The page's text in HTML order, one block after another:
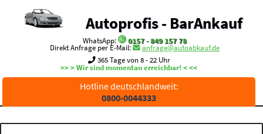
Autoprofis - BarAnkauf
WhatsApp:
0157 - 849 157 78
Direkt Anfrage per E-Mail:
anfrage@autoabkauf.de
365 Tage von 8 - 22 Uhr
>> > Wir sind momentan erreichbar! < <<
Hotline deutschlandweit:
0800-0044333